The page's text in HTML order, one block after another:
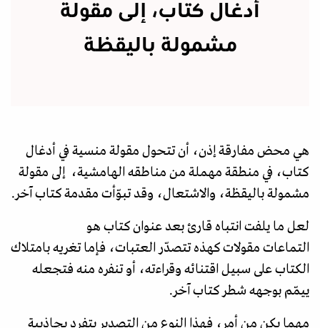
أدغال كتاب، إلى مقولة
مشمولة باليقظة
هي محض مفارقة إذن، أن تتحول مقولة منسية في أدغال
كتاب، في منطقة مهملة من مناطقه الهامشية، إلى مقولة
مشمولة باليقظة، والاشتعال، وقد تبوّأت مقدمة كتاب آخر.
لعل ما يلفت انتباه قارئ بعد عنوان كتاب هو
التماعات مقولات كهذه تتصدّر العتبات، فإما تغريه بامتلاك
الكتاب على سبيل اقتنائه وقراءته، أو تنفره منه فتجعله
ييمّم بوجهه شطر كتاب آخر.
مهما يكن من أمر، فهذا النوع من التصدير يتفرد بجاذبية